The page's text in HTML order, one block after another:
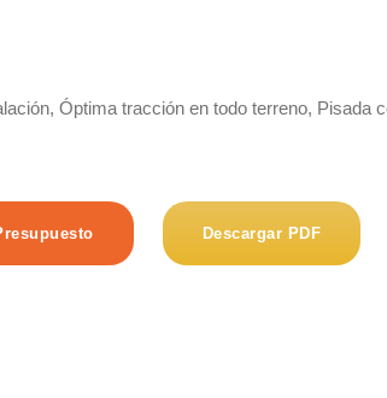
Óptima tracción en todo terreno, Pisada
Descargar PDF